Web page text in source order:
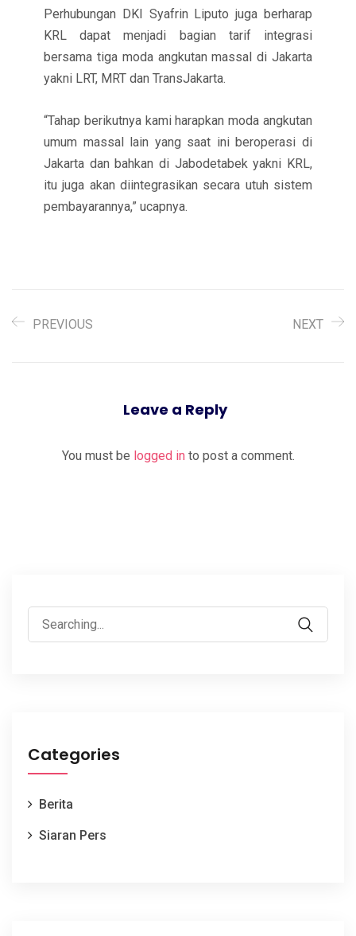
Perhubungan DKI Syafrin Liputo juga berharap
KRL dapat menjadi bagian tarif integrasi
bersama tiga moda angkutan massal di Jakarta
yakni LRT, MRT dan TransJakarta.
“Tahap berikutnya kami harapkan moda angkutan
umum massal lain yang saat ini beroperasi di
Jakarta dan bahkan di Jabodetabek yakni KRL,
itu juga akan diintegrasikan secara utuh sistem
pembayarannya,” ucapnya.
PREVIOUS NEXT
Leave a Reply
You must be logged in to post a comment.
Categories
Berita
Siaran Pers